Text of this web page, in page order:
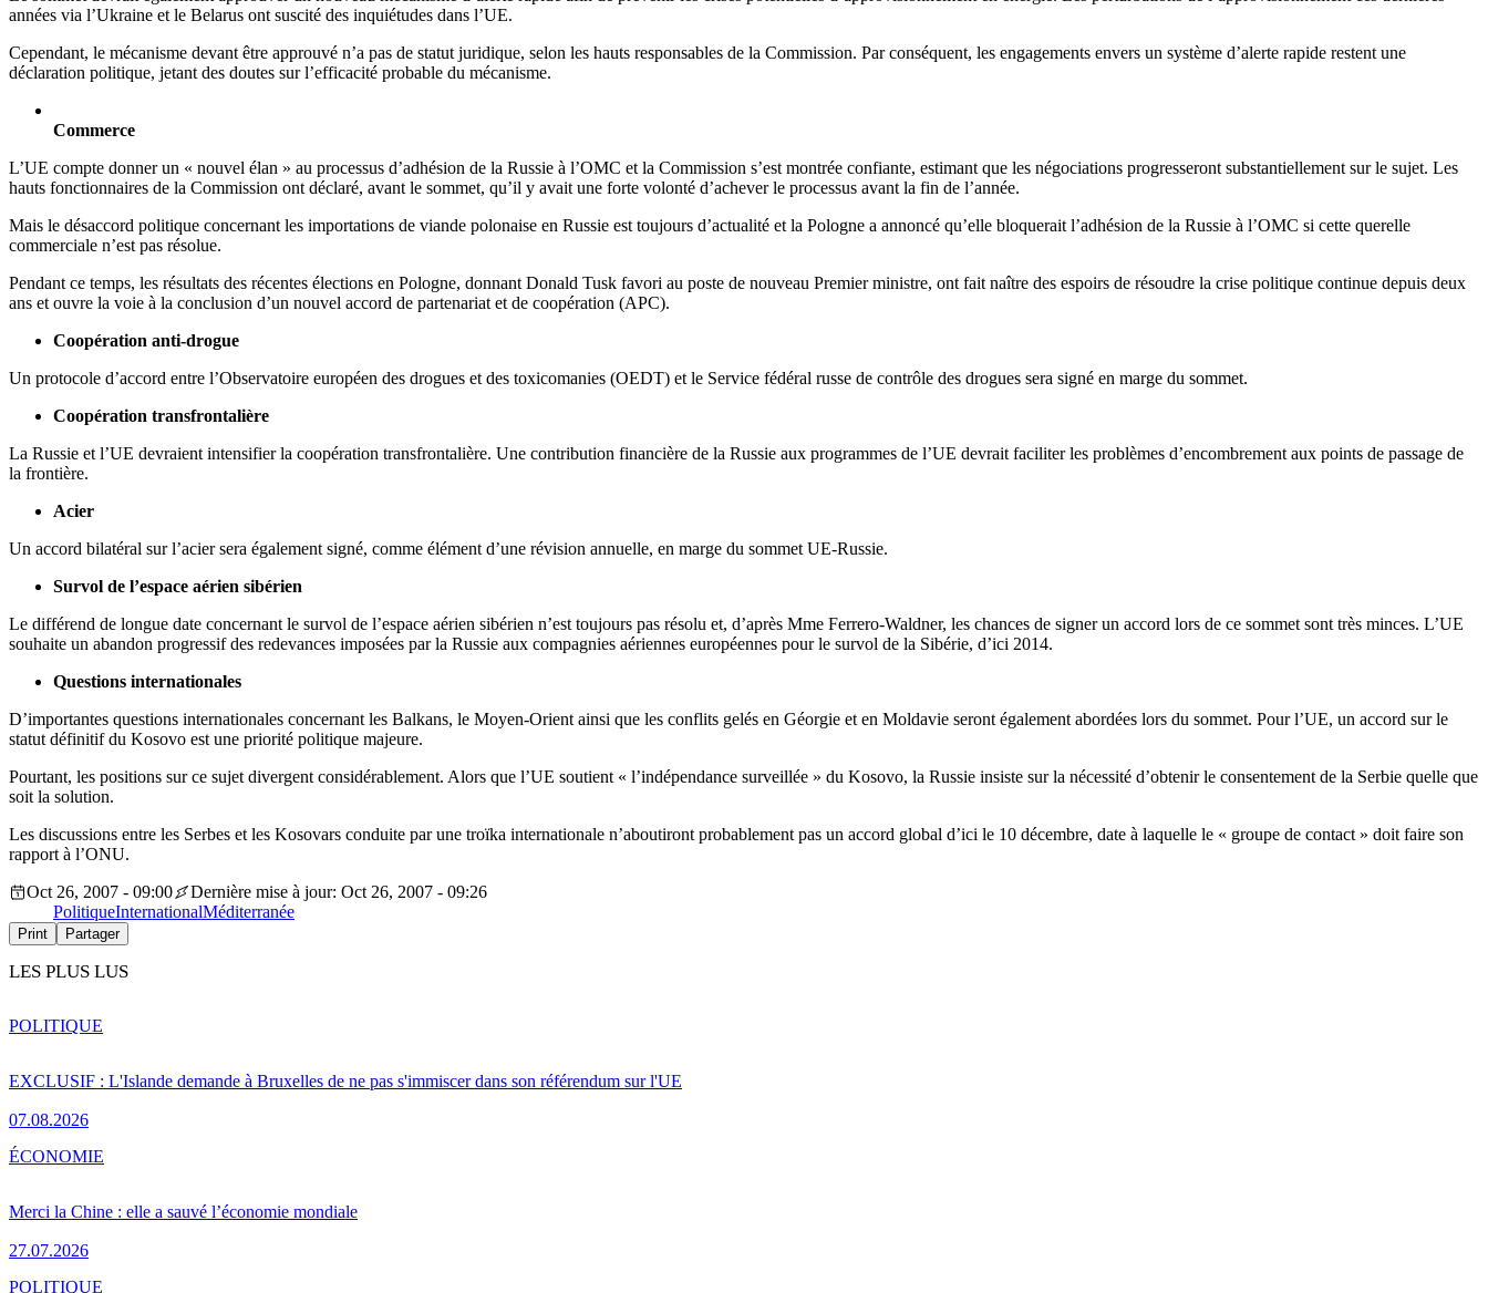
années via l’Ukraine et le Belarus ont suscité des inquiétudes dans l’UE.
Cependant, le mécanisme devant être approuvé n’a pas de statut juridique, selon les hauts responsables de la Commission. Par conséquent, les engagements envers un système d’alerte rapide restent une
déclaration politique, jetant des doutes sur l’efficacité probable du mécanisme.
Commerce
L’UE compte donner un « nouvel élan » au processus d’adhésion de la Russie à l’OMC et la Commission s’est montrée confiante, estimant que les négociations progresseront substantiellement sur le sujet. Les
hauts fonctionnaires de la Commission ont déclaré, avant le sommet, qu’il y avait une forte volonté d’achever le processus avant la fin de l’année.
Mais le désaccord politique concernant les importations de viande polonaise en Russie est toujours d’actualité et la Pologne a annoncé qu’elle bloquerait l’adhésion de la Russie à l’OMC si cette querelle
commerciale n’est pas résolue.
Pendant ce temps, les résultats des récentes élections en Pologne, donnant Donald Tusk favori au poste de nouveau Premier ministre, ont fait naître des espoirs de résoudre la crise politique continue depuis deux
ans et ouvre la voie à la conclusion d’un nouvel accord de partenariat et de coopération (APC).
Coopération anti-drogue
Un protocole d’accord entre l’Observatoire européen des drogues et des toxicomanies (OEDT) et le Service fédéral russe de contrôle des drogues sera signé en marge du sommet.
Coopération transfrontalière
La Russie et l’UE devraient intensifier la coopération transfrontalière. Une contribution financière de la Russie aux programmes de l’UE devrait faciliter les problèmes d’encombrement aux points de passage de
la frontière.
Acier
Un accord bilatéral sur l’acier sera également signé, comme élément d’une révision annuelle, en marge du sommet UE-Russie.
Survol de l’espace aérien sibérien
Le différend de longue date concernant le survol de l’espace aérien sibérien n’est toujours pas résolu et, d’après Mme Ferrero-Waldner, les chances de signer un accord lors de ce sommet sont très minces. L’UE
souhaite un abandon progressif des redevances imposées par la Russie aux compagnies aériennes européennes pour le survol de la Sibérie, d’ici 2014.
Questions internationales
D’importantes questions internationales concernant les Balkans, le Moyen-Orient ainsi que les conflits gelés en Géorgie et en Moldavie seront également abordées lors du sommet. Pour l’UE, un accord sur le
statut définitif du Kosovo est une priorité politique majeure.
Pourtant, les positions sur ce sujet divergent considérablement. Alors que l’UE soutient « l’indépendance surveillée » du Kosovo, la Russie insiste sur la nécessité d’obtenir le consentement de la Serbie quelle que
soit la solution.
Les discussions entre les Serbes et les Kosovars conduite par une troïka internationale n’aboutiront probablement pas un accord global d’ici le 10 décembre, date à laquelle le « groupe de contact » doit faire son
rapport à l’ONU.
Oct 26, 2007 - 09:00
Dernière mise à jour: Oct 26, 2007 - 09:26
PolitiqueInternationalMéditerranée
Print Partager
LES PLUS LUS
EXCLUSIF : L'Islande demande à Bruxelles de ne pas s'immiscer dans son référendum sur l'UE
07.08.2026
POLITIQUE
Merci la Chine : elle a sauvé l’économie mondiale
27.07.2026
ÉCONOMIE
POLITIQUE